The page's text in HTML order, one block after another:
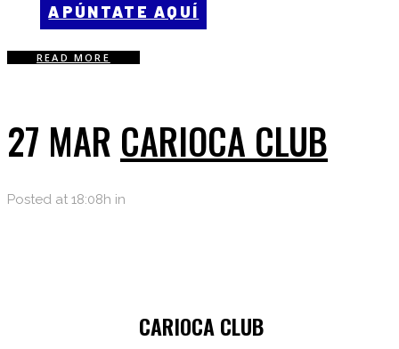
APÚNTATE AQUÍ
READ MORE
27 MAR CARIOCA CLUB
Posted at 18:08h in
CARIOCA CLUB